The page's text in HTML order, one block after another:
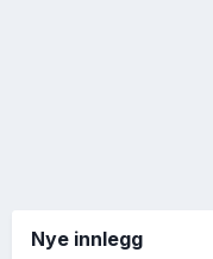
Nye innlegg